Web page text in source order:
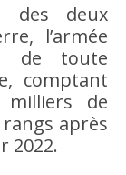
des deux
l’armée
de toute
comptant
de
après
2022.